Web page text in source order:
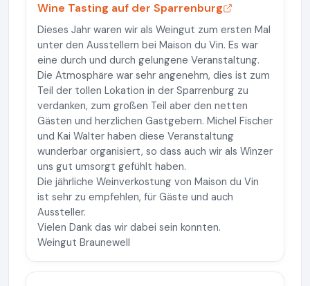
Wine Tasting auf der Sparrenburg
Dieses Jahr waren wir als Weingut zum ersten Mal
unter den Ausstellern bei Maison du Vin. Es war
eine durch und durch gelungene Veranstaltung.
Die Atmosphäre war sehr angenehm, dies ist zum
Teil der tollen Lokation in der Sparrenburg zu
verdanken, zum großen Teil aber den netten
Gästen und herzlichen Gastgebern. Michel Fischer
und Kai Walter haben diese Veranstaltung
wunderbar organisiert, so dass auch wir als Winzer
uns gut umsorgt gefühlt haben.
Die jährliche Weinverkostung von Maison du Vin
ist sehr zu empfehlen, für Gäste und auch
Aussteller.
Vielen Dank das wir dabei sein konnten.
Weingut Braunewell